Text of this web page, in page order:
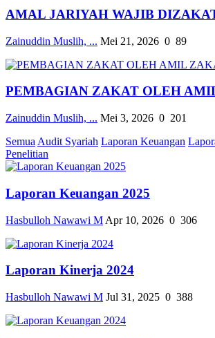
AMAL JARIYAH WAJIB
Zainuddin Muslih, ... Mei 21, 2026 0 89
PEMBAGIAN ZAKAT OLEH
Zainuddin Muslih, ... Mei 3, 2026 0 201
Semua Audit Syariah Laporan Keuangan
Penelitian
Laporan Keuangan 2025
Hasbulloh Nawawi M Apr 10, 2026 0 306
Laporan Kinerja 2024
Hasbulloh Nawawi M Jul 31, 2025 0 388